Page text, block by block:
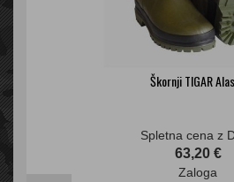
Škornji TIGAR
Spletna cena z
63,20 €
Zaloga